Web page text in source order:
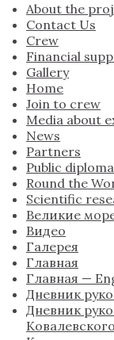
About the
Contact Us
Crew
Financial
Gallery
Home
Join to crew
Media about
News
Partners
Public
Round the
Scientific
Великие
Видео
Галерея
Главная
Главная —
Дневник
Дневник
Ковалевского